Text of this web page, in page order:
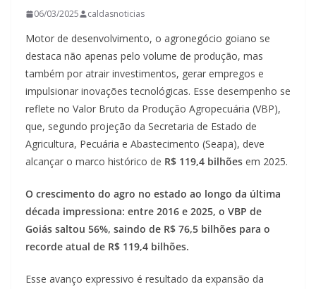
06/03/2025 caldasnoticias
Motor de desenvolvimento, o agronegócio goiano se
destaca não apenas pelo volume de produção, mas
também por atrair investimentos, gerar empregos e
impulsionar inovações tecnológicas. Esse desempenho se
reflete no Valor Bruto da Produção Agropecuária (VBP),
que, segundo projeção da Secretaria de Estado de
Agricultura, Pecuária e Abastecimento (Seapa), deve
alcançar o marco histórico de R$ 119,4 bilhões em 2025.
O crescimento do agro no estado ao longo da última
década impressiona: entre 2016 e 2025, o VBP de
Goiás saltou 56%, saindo de R$ 76,5 bilhões para o
recorde atual de R$ 119,4 bilhões.
Esse avanço expressivo é resultado da expansão da